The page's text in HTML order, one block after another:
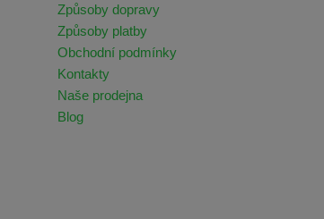
Způsoby dopravy
Způsoby platby
Obchodní podmínky
Kontakty
Naše prodejna
Blog